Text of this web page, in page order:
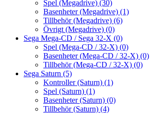
Spel (Megadrive) (30)
Basenheter (Megadrive) (1)
Tillbehör (Megadrive) (6)
Övrigt (Megadrive) (0)
Sega Mega-CD / Sega 32-X (0)
Spel (Mega-CD / 32-X) (0)
Basenheter (Mega-CD / 32-X) (0)
Tillbehör (Mega-CD / 32-X) (0)
Sega Saturn (5)
Kontroller (Saturn) (1)
Spel (Saturn) (1)
Basenheter (Saturn) (0)
Tillbehör (Saturn) (4)